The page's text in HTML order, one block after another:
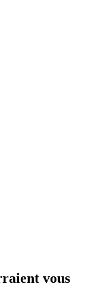
vous